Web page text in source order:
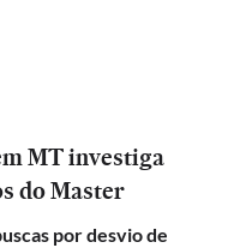
MT investiga
do Master
por desvio de